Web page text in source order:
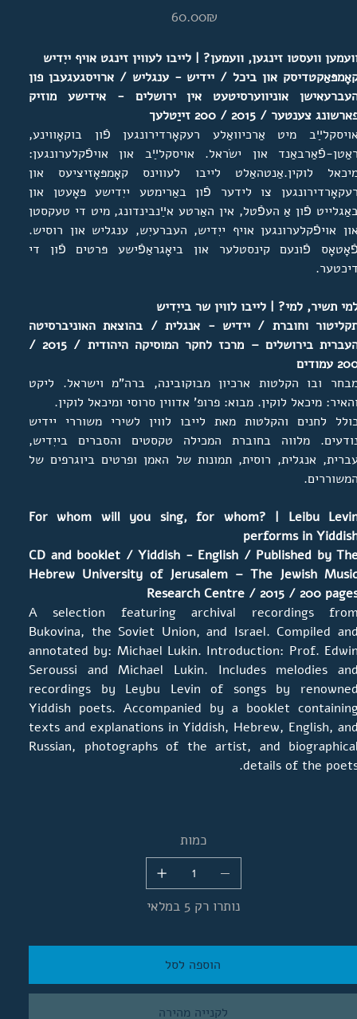
‏60.00 ‏₪
וועסטו זינגען, וועמען? | לייבו לעווין זינגט אויף ייִדיש
און ביכל / יידיש - ענגליש / ארויסגעגעבן פון
אוניווערסיטעט אין ירושלים - אידישע מוזיק
צענטער / 2015 / 200 זייַטלעך
מיט אַרכיוואַלע רעקאָרדירונגען פֿון בוקאָווינע,
פֿאַרבאַנד און ישׂראל. אויסקלײַב און אויפֿקלערונגען:
לוקין.אַנטהאַלט לייבו לעווינס קאָמפּאָזיציעס און
צו לידער פֿון באַרימטע ייִדישע פּאָעטן און
פֿון אַ העפֿטל, אין האַרטע אײַנבינדונג, מיט די טעקסטן
אויפֿקלערונגען אויף ייִדיש, העברעיִש, ענגליש און רוסיש.
פֿונעם קינסטלער און ביאָגראַפֿישע פּרטים פֿון די
תשיר, למי? | לייבו לווין שר בייִדיש
וחוברת / יידיש - אנגלית / בהוצאת האוניברסיטה
העברית בירושלים – מרכז לחקר המוסיקה היהודית / 2015 /
עמודים
ובו הקלטות ארכיון מבוקובינה, ברה"מ וישראל. ליקט
מיכאל לוקין. מבוא: פרופ' אדווין סרוסי ומיכאל לוקין.
לחנים והקלטות מאת לייבו לווין לשירי משוררי יידיש
מלווה בחוברת המכילה טקסטים והסברים בייִדיש,
אנגלית, רוסית, תמונות של האמן ופרטים ביוגרפים של
For whom will you sing, for whom? | Leibu
performs in
CD and booklet / Yiddish - English / Published by
Hebrew University of Jerusalem – The Jewish
Research Centre / 2015 / 200
A selection featuring archival recordings
Bukovina, the Soviet Union, and Israel. Compiled
annotated by: Michael Lukin. Introduction: Prof.
Seroussi and Michael Lukin. Includes melodies
recordings by Leybu Levin of songs by
Yiddish poets. Accompanied by a booklet
texts and explanations in Yiddish, Hebrew, English,
Russian, photographs of the artist, and
details of the
כמות
נותרו רק 5 במלאי
הוספה לסל
לקנייה מהירה